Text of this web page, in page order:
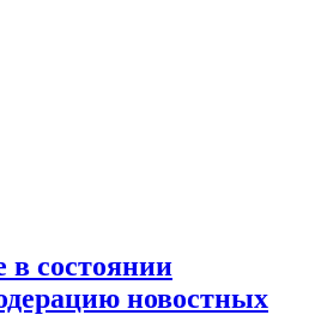
в состоянии
новостных